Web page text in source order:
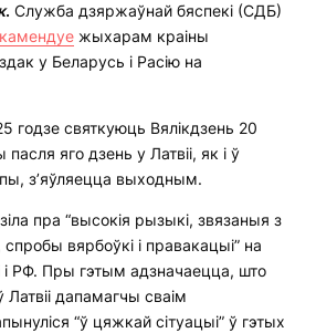
. Служба дзяржаўнай бяспекі (СДБ)
жыхарам краіны
у Беларусь і Расію на
годзе святкуюць Вялікдзень 20
яго дзень у Латвіі, як і ў
з’яўляецца выходным.
пра “высокія рызыкі, звязаныя з
вярбоўкі і правакацыі” на
і РФ. Пры гэтым адзначаецца, што
дапамагчы сваім
“ў цяжкай сітуацыі” ў гэтых